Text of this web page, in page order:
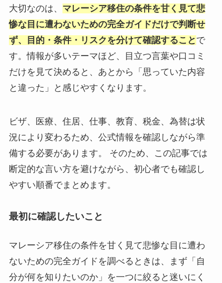
大切なのは、 マレーシア移住の条件を甘く見て悲
惨な目に遭わないための完全ガイドだけで判断せ
ず、目的・条件・リスクを分けて確認すること で
す。情報が多いテーマほど、目立つ言葉や口コミ
だけを見て決めると、あとから「思っていた内容
と違った」と感じやすくなります。
ビザ、医療、住居、仕事、教育、税金、為替は状
況により変わるため、公式情報を確認しながら準
備する必要があります。 そのため、この記事では
断定的な言い方を避けながら、初心者でも確認し
やすい順番でまとめます。
最初に確認したいこと
マレーシア移住の条件を甘く見て悲惨な目に遭わ
ないための完全ガイドを調べるときは、まず「自
分が何を知りたいのか」を一つに絞ると迷いにく